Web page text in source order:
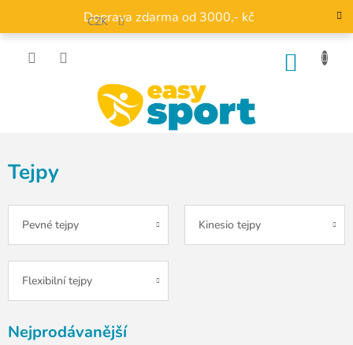
obsah
Doprava zdarma od 3000,- kč
CZK
Tejpy
Pevné tejpy Kinesio tejpy
Flexibilní tejpy
Nejprodávanější